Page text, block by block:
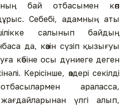
бай отбасымен көп
Себебі, адамның аты
салынып байдың
да, көзін сүзіп қызығуы
көбіне осы дүниеге деген
Керісінше, өздері секілді
араласса,
үлгі алып,